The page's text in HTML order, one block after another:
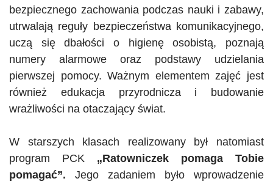
bezpiecznego zachowania podczas nauki i zabawy,
utrwalają reguły bezpieczeństwa komunikacyjnego,
uczą się dbałości o higienę osobistą, poznają
numery alarmowe oraz podstawy udzielania
pierwszej pomocy. Ważnym elementem zajęć jest
również edukacja przyrodnicza i budowanie
wrażliwości na otaczający świat.
W starszych klasach realizowany był natomiast
program PCK „Ratowniczek pomaga Tobie
pomagać”. Jego zadaniem było wprowadzenie